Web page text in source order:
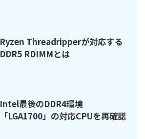
Ryzen Threadripperが対応する
DDR5 RDIMMとは
Intel最後のDDR4環境
「LGA1700」の対応CPUを再確認